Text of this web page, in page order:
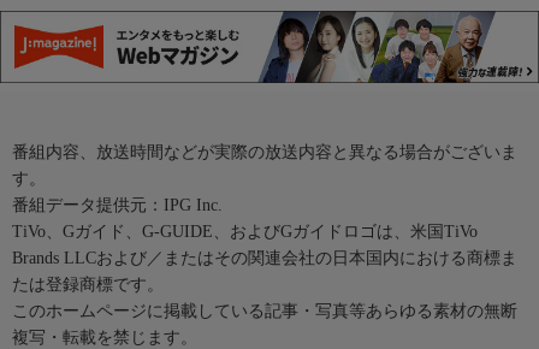
番組内容、放送時間などが実際の放送内容と異なる場合がございま
す。
番組データ提供元：IPG Inc.
TiVo、Gガイド、G-GUIDE、およびGガイドロゴは、米国TiVo
Brands LLCおよび／またはその関連会社の日本国内における商標ま
たは登録商標です。
このホームページに掲載している記事・写真等あらゆる素材の無断
複写・転載を禁じます。